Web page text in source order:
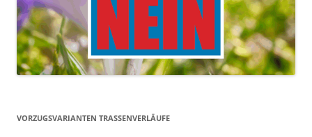
VORZUGSVARIANTEN TRASSENVERLÄUFE